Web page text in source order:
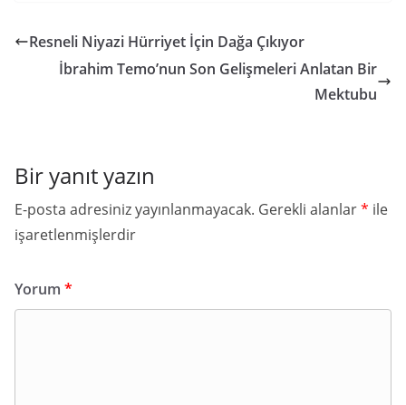
Resneli Niyazi Hürriyet İçin Dağa Çıkıyor
İbrahim Temo’nun Son Gelişmeleri Anlatan Bir
Mektubu
Bir yanıt yazın
E-posta adresiniz yayınlanmayacak. Gerekli alanlar* ile
işaretlenmişlerdir
Yorum *